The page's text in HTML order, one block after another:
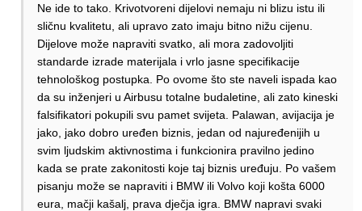
Ne ide to tako. Krivotvoreni dijelovi nemaju ni blizu istu ili
sličnu kvalitetu, ali upravo zato imaju bitno nižu cijenu.
Dijelove može napraviti svatko, ali mora zadovoljiti
standarde izrade materijala i vrlo jasne specifikacije
tehnološkog postupka. Po ovome što ste naveli ispada kao
da su inženjeri u Airbusu totalne budaletine, ali zato kineski
falsifikatori pokupili svu pamet svijeta. Palawan, avijacija je
jako, jako dobro uređen biznis, jedan od najuređenijih u
svim ljudskim aktivnostima i funkcionira pravilno jedino
kada se prate zakonitosti koje taj biznis uređuju. Po vašem
pisanju može se napraviti i BMW ili Volvo koji košta 6000
eura, mačji kašalj, prava dječja igra. BMW napravi svaki